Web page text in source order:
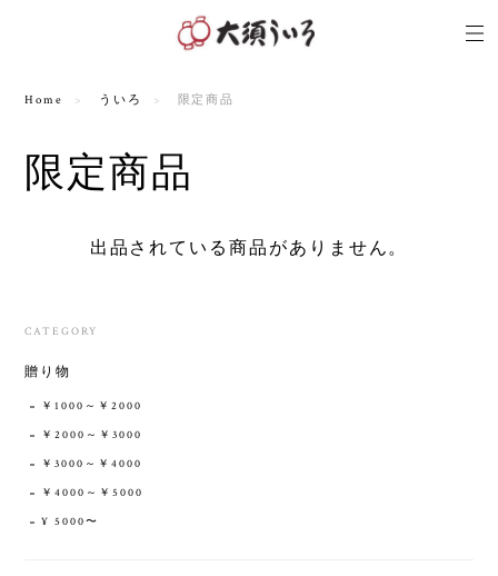
Home ういろ 限定商品
限定商品
出品されている商品がありません。
CATEGORY
贈り物
￥1000～￥2000
￥2000～￥3000
￥3000～￥4000
￥4000～￥5000
¥ 5000〜